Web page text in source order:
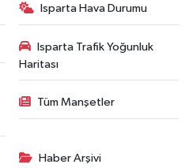
Isparta Hava Durumu
Isparta Trafik Yoğunluk
Haritası
Tüm Manşetler
Haber Arşivi